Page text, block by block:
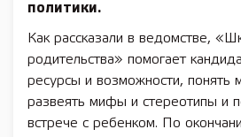
политики.
Как рассказали в ведомстве,
родительства» помогает
ресурсы и возможности, понять
развеять мифы и стереотипы и
встрече с ребенком. По